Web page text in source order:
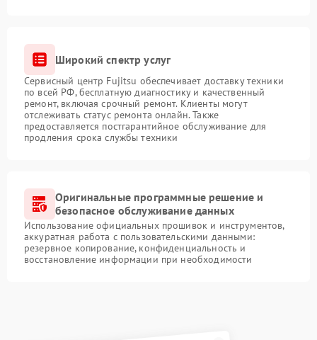
Широкий спектр услуг
Сервисный центр Fujitsu обеспечивает доставку техники
по всей РФ, бесплатную диагностику и качественный
ремонт, включая срочный ремонт. Клиенты могут
отслеживать статус ремонта онлайн. Также
предоставляется постгарантийное обслуживание для
продления срока службы техники
Оригинальные программные решение и
безопасное обслуживание данных
Использование официальных прошивок и инструментов,
аккуратная работа с пользовательскими данными:
резервное копирование, конфиденциальность и
восстановление информации при необходимости